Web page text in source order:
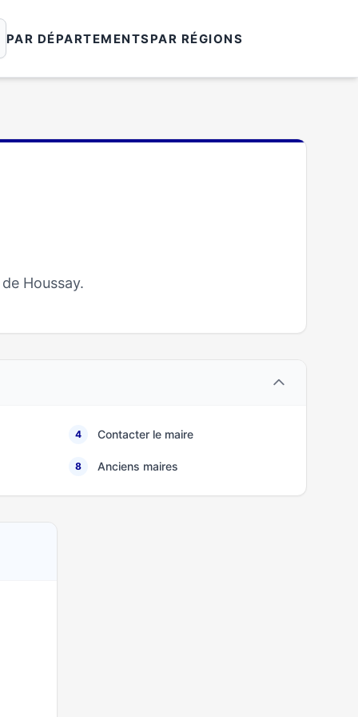
PAR DÉPARTEMENTSPAR RÉGIONS
Houssay.
4 Contacter le maire
8 Anciens maires